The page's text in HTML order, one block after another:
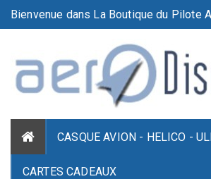
Bienvenue dans La Boutique du
CASQUE AVION - HELICO -
CARTES CADEAUX